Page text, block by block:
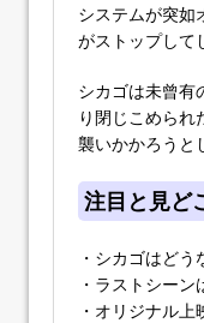
システムが突如
がストップして
シカゴは未曾有
り閉じこめら
襲いかかろうと
注目と見ど
・シカゴはど
・ラストシーン
・オリジナル